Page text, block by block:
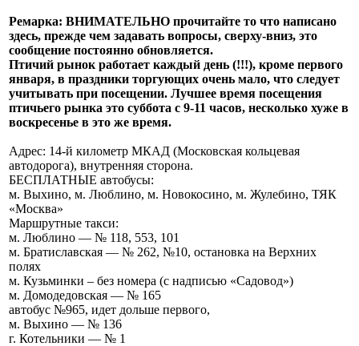
Ремарка: ВНИМАТЕЛЬНО прочитайте то что написано
здесь, прежде чем задавать вопросы, сверху-вниз, это
сообщение постоянно обновляется.
Птичий рынок работает каждый день (!!!), кроме первого
января, в праздники торгующих очень мало, что следует
учитывать при посещении. Лучшее время посещения
птичьего рынка это суббота с 9-11 часов, несколько хуже в
воскресенье в это же время.
Адрес: 14-й километр МКАД (Московская кольцевая
автодорога), внутренняя сторона.
БЕСПЛАТНЫЕ автобусы:
м. Выхино, м. Люблино, м. Новокосино, м. Жулебино, ТЯК
«Москва»
Маршрутные такси:
м. Люблино — № 118, 553, 101
м. Братиславская — № 262, №10, остановка на Верхних
полях
м. Кузьминки – без номера (с надписью «Садовод»)
м. Домодедовская — № 165
автобус №965, идет дольше первого,
м. Выхино — № 136
г. Котельники — № 1